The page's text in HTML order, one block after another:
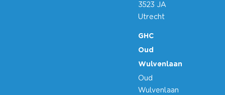
3523 JA
Utrecht
GHC
Oud
Wulvenlaan
Oud
Wulvenlaan